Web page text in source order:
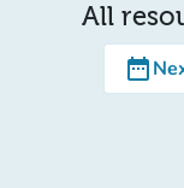
All
date_range